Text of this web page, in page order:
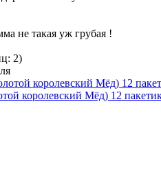
не такая уж грубая !
2)
королевский Мёд) 12